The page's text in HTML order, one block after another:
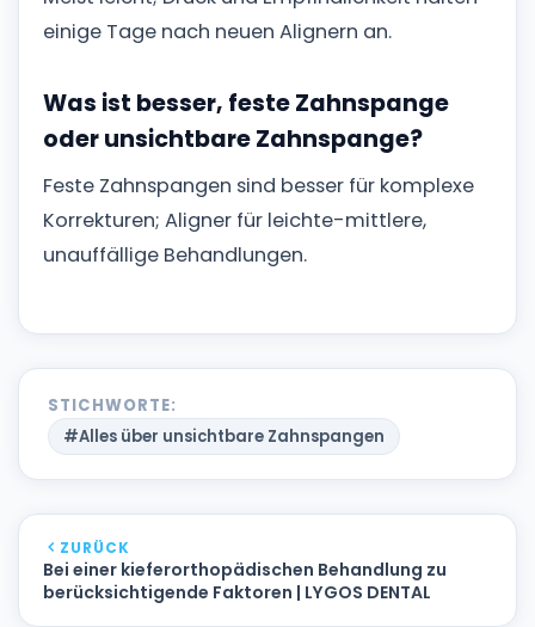
einige Tage nach neuen Alignern an.
Was ist besser, feste Zahnspange
oder unsichtbare Zahnspange?
Feste Zahnspangen sind besser für komplexe
Korrekturen; Aligner für leichte-mittlere,
unauffällige Behandlungen.
STICHWORTE:
#Alles über unsichtbare Zahnspangen
ZURÜCK
Bei einer kieferorthopädischen Behandlung zu
berücksichtigende Faktoren | LYGOS DENTAL